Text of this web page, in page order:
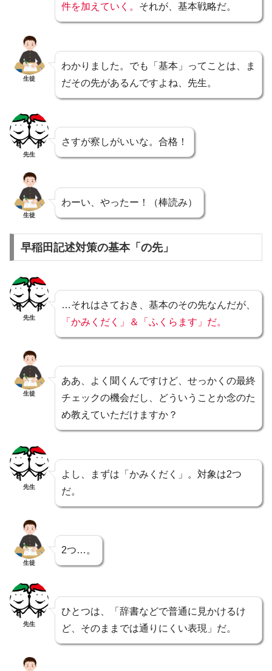
件を加えていく。 それが、基本戦略だ。
生徒
わかりました。でも「基本」ってことは、ま
だその先があるんですよね、先生。
先生
さすが察しがいいな。合格！
生徒
わーい、やったー！（棒読み）
早稲田記述対策の基本「の先」
先生
…それはさておき、基本のその先なんだが、
「かみくだく」＆「ふくらます」だ。
生徒
ああ、よく聞くんですけど、せっかくの最終
チェックの機会だし、どういうことか念のた
め教えていただけますか？
先生
よし、まずは「かみくだく」。対象は2つ
だ。
生徒
2つ…。
先生
ひとつは、「辞書などで普通に見かけるけ
ど、そのままでは通りにくい表現」だ。